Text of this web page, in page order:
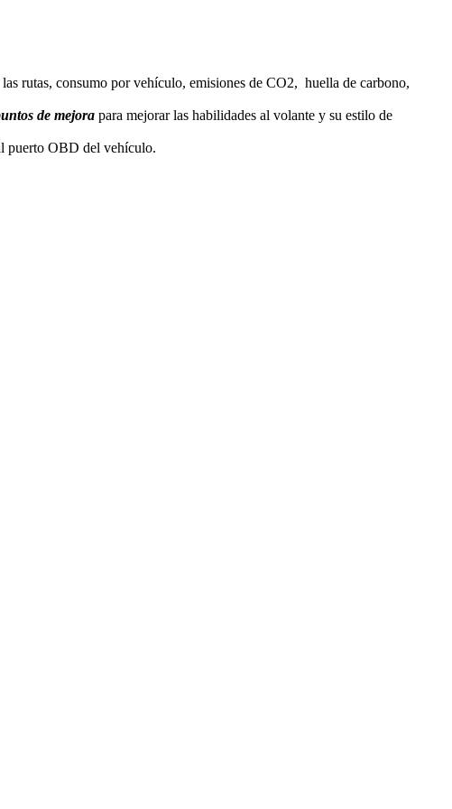
rutas, consumo por vehículo, emisiones de CO2, huella de carbono,
de mejora para mejorar las habilidades al volante y su estilo de
puerto OBD del vehículo.